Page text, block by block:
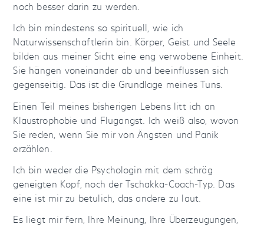
noch besser darin zu werden.
Ich bin mindestens so spirituell, wie ich
Naturwissenschaftlerin bin. Körper, Geist und Seele
bilden aus meiner Sicht eine eng verwobene Einheit.
Sie hängen voneinander ab und beeinflussen sich
gegenseitig. Das ist die Grundlage meines Tuns.
Einen Teil meines bisherigen Lebens litt ich an
Klaustrophobie und Flugangst. Ich weiß also, wovon
Sie reden, wenn Sie mir von Ängsten und Panik
erzählen.
Ich bin weder die Psychologin mit dem schräg
geneigten Kopf, noch der Tschakka-Coach-Typ. Das
eine ist mir zu betulich, das andere zu laut.
Es liegt mir fern, Ihre Meinung, Ihre Überzeugungen,